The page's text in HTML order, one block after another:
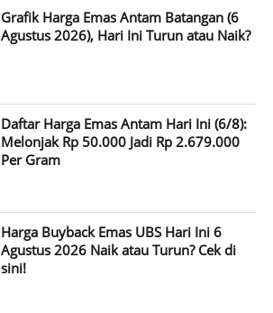
GOLD
Rp 2.635.000
BUYBACK
Rp 2.415.000
GOLD
Rp 2.655.000
BUYBACK
Rp 2.405.000
GOLD Rp 2.633.000
Grafik Harga Emas Antam Batangan (6
Agustus 2026), Hari Ini Turun atau Naik?
Daftar Harga Emas Antam Hari Ini (6/8):
Melonjak Rp 50.000 Jadi Rp 2.679.000
Per Gram
Harga Buyback Emas UBS Hari Ini 6
Agustus 2026 Naik atau Turun? Cek di
sini!